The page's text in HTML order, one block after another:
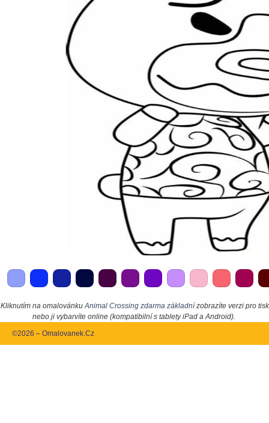
Kliknutím na omalovánku Animal Crossing zdarma základnízobrazíte verzi pro tisk
nebo ji vybarvíte online (kompatibilní s tablety iPad a Android).
©2026 – Omalovanek.Cz